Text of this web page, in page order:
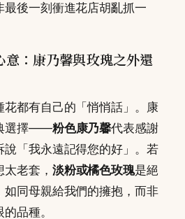
最後一刻衝進花店胡亂抓一
：康乃馨與玫瑰之外還
花都有自己的「悄悄話」。康
選擇——粉色康乃馨代表感謝
說「我永遠記得您的好」。若
老套， 淡粉或橘色玫瑰是絕
如同母親給我們的擁抱，而非
品種。